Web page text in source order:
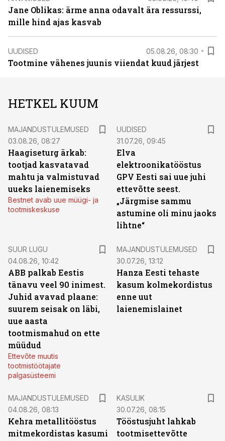
Jane Oblikas: ärme anna odavalt ära ressurssi,
mille hind ajas kasvab
UUDISED 05.08.26, 08:30
Tootmine vähenes juunis viiendat kuud järjest
HETKEL KUUM
MAJANDUSTULEMUSED
03.08.26, 08:27
Haagiseturg ärkab:
tootjad kasvatavad
mahtu ja valmistuvad
uueks laienemiseks
Bestnet avab uue müügi- ja
tootmiskeskuse
UUDISED
31.07.26, 09:45
Elva
elektroonikatööstus
GPV Eesti sai uue juhi
ettevõtte seest.
„Järgmise sammu
astumine oli minu jaoks
lihtne“
SUUR LUGU
04.08.26, 10:42
ABB palkab Eestis
tänavu veel 90 inimest.
Juhid avavad plaane:
suurem seisak on läbi,
uue aasta
tootmismahud on ette
müüdud
Ettevõte muutis
tootmistöötajate
palgasüsteemi
MAJANDUSTULEMUSED
30.07.26, 13:12
Hanza Eesti tehaste
kasum kolmekordistus
enne uut
laienemislainet
MAJANDUSTULEMUSED
04.08.26, 08:13
Kehra metallitööstus
mitmekordistas kasumi
KASULIK
30.07.26, 08:15
Tööstusjuht lahkab
tootmisettevõtte